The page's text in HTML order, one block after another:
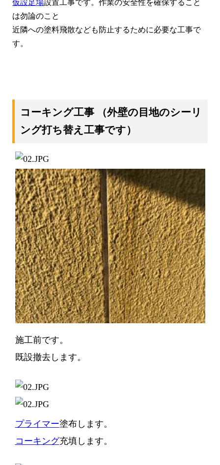
仮設足場設置工事です。作業の安全性を確保すること
は勿論のこと
近隣への塗料飛散なども防止するために必要な工事で
す。
コーキング工事（外壁の目地のシーリ
ング打ち替え工事です）
施工前です。
既設撤去します。
プライマー塗布します。
コーキング充填します。